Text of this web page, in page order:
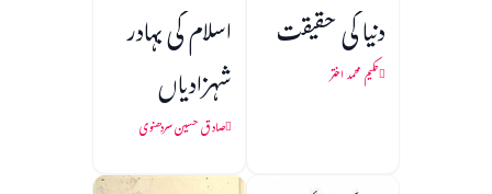
دنیا کی حقیقت
حکیم محمد اختر
اسلام کی بہادر
شہزادیاں
صادق حسین سردھنوی